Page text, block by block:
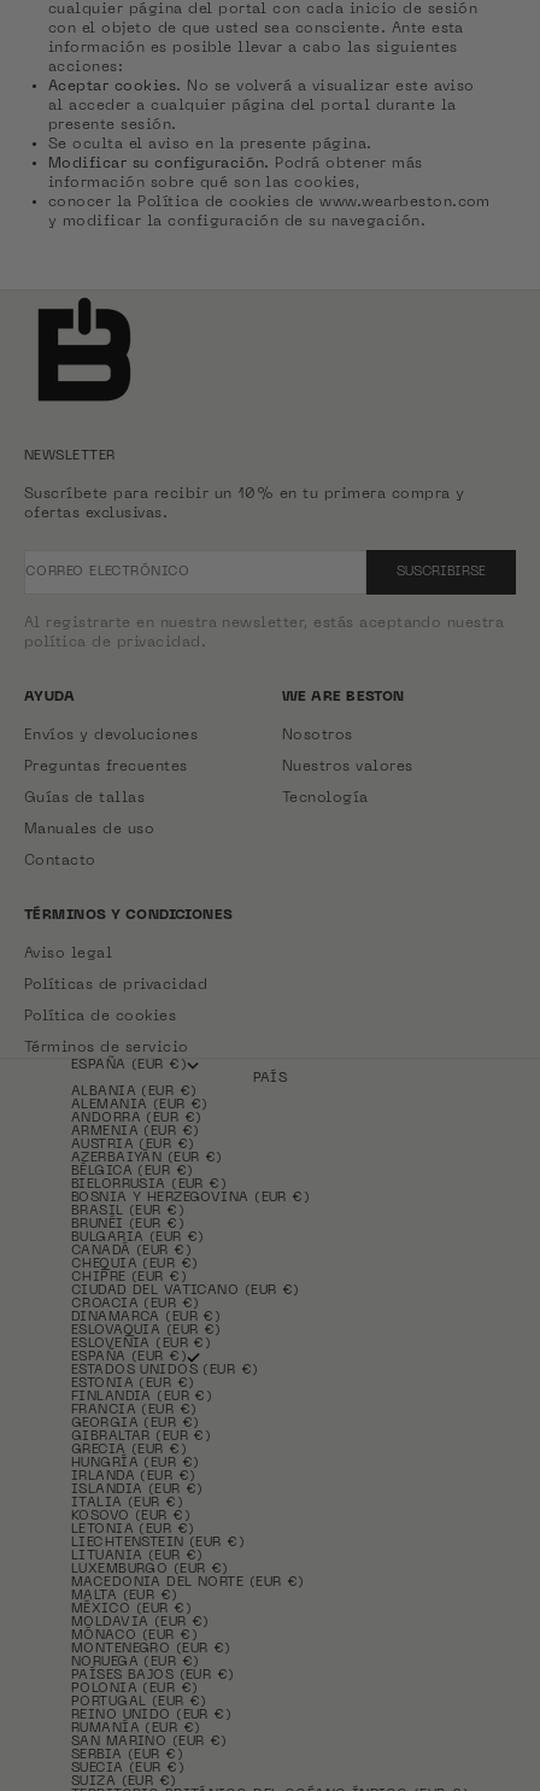
cualquier página del portal con cada inicio de sesión
con el objeto de que usted sea consciente. Ante esta
información es posible llevar a cabo las siguientes
acciones:
Aceptar cookies. No se volverá a visualizar este aviso
al acceder a cualquier página del portal durante la
presente sesión.
Se oculta el aviso en la presente página.
Modificar su configuración.
Podrá obtener más
información sobre qué son las cookies,
conocer la Política de cookies de www.wearbeston.com
y modificar la configuración de su navegación.
NEWSLETTER
Suscríbete para recibir un 10% en tu primera compra y
ofertas exclusivas.
CORREO ELECTRÓNICO SUSCRIBIRSE
Al registrarte en nuestra newsletter, estás aceptando nuestra
política de privacidad.
AYUDA
Envíos y devoluciones
Preguntas frecuentes
Guías de tallas
Manuales de uso
Contacto
WE ARE BESTON
Nosotros
Nuestros valores
Tecnología
TÉRMINOS Y CONDICIONES
Aviso legal
Políticas de privacidad
Política de cookies
Términos de servicio
ESPAÑA (EUR €)
PAÍS
ALBANIA (EUR €)
ALEMANIA (EUR €)
ANDORRA (EUR €)
ARMENIA (EUR €)
AUSTRIA (EUR €)
AZERBAIYÁN (EUR €)
BÉLGICA (EUR €)
BIELORRUSIA (EUR €)
BOSNIA Y HERZEGOVINA (EUR €)
BRASIL (EUR €)
BRUNÉI (EUR €)
BULGARIA (EUR €)
CANADÁ (EUR €)
CHEQUIA (EUR €)
CHIPRE (EUR €)
CIUDAD DEL VATICANO (EUR €)
CROACIA (EUR €)
DINAMARCA (EUR €)
ESLOVAQUIA (EUR €)
ESLOVENIA (EUR €)
ESPAÑA (EUR €)
ESTADOS UNIDOS (EUR €)
ESTONIA (EUR €)
FINLANDIA (EUR €)
FRANCIA (EUR €)
GEORGIA (EUR €)
GIBRALTAR (EUR €)
GRECIA (EUR €)
HUNGRÍA (EUR €)
IRLANDA (EUR €)
ISLANDIA (EUR €)
ITALIA (EUR €)
KOSOVO (EUR €)
LETONIA (EUR €)
LIECHTENSTEIN (EUR €)
LITUANIA (EUR €)
LUXEMBURGO (EUR €)
MACEDONIA DEL NORTE (EUR €)
MALTA (EUR €)
MÉXICO (EUR €)
MOLDAVIA (EUR €)
MÓNACO (EUR €)
MONTENEGRO (EUR €)
NORUEGA (EUR €)
PAÍSES BAJOS (EUR €)
POLONIA (EUR €)
PORTUGAL (EUR €)
REINO UNIDO (EUR €)
RUMANÍA (EUR €)
SAN MARINO (EUR €)
SERBIA (EUR €)
SUECIA (EUR €)
SUIZA (EUR €)